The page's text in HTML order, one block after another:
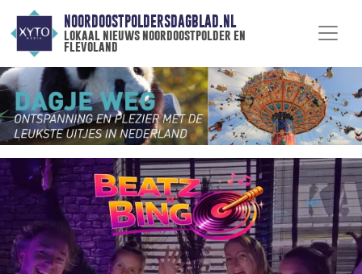
NOORDOOSTPOLDERSDAGBLAD.NL
lokaal nieuws noordoostpolder en
flevoland